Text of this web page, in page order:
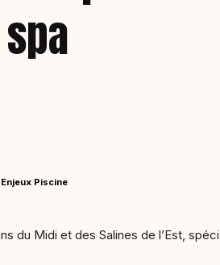
Piscine
du Midi et des Salines de l’Est,